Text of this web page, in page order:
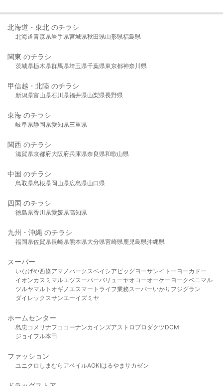
北海道・東北 のチラシ
北海道青森県岩手県宮城県秋田県山形県福島県
関東 のチラシ
茨城県栃木県群馬県埼玉県千葉県東京都神奈川県
甲信越・北陸 のチラシ
新潟県富山県石川県福井県山梨県長野県
東海 のチラシ
岐阜県静岡県愛知県三重県
関西 のチラシ
滋賀県京都府大阪府兵庫県奈良県和歌山県
中国 のチラシ
鳥取県島根県岡山県広島県山口県
四国 のチラシ
徳島県香川県愛媛県高知県
九州・沖縄 のチラシ
福岡県佐賀県長崎県熊本県大分県宮崎県鹿児島県沖縄県
スーパー
いなげや西條アマノパークスベイシア ビッグヨーサンイトーヨーカドー
イオンカスミ マルエツスーパーバリューヤオコーオーケー ヨークベニマル
ツルヤマルト オギノ エスマート ライフ業務スーパーいかり フジグラン
ダイレックスサンエーイズミヤ
ホームセンター
島忠 コメリ ナフコ コーナンカインズアストロプロダクツDCM
ジョイフル本田
ファッション
ユニクロ しまむら アベイルAOKIはるやま サカゼン